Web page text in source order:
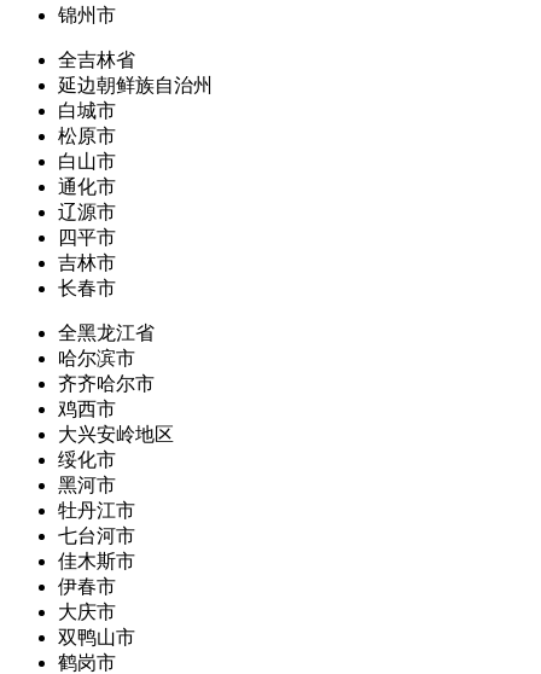
锦州市
全吉林省
延边朝鲜族自治州
白城市
松原市
白山市
通化市
辽源市
四平市
吉林市
长春市
全黑龙江省
哈尔滨市
齐齐哈尔市
鸡西市
大兴安岭地区
绥化市
黑河市
牡丹江市
七台河市
佳木斯市
伊春市
大庆市
双鸭山市
鹤岗市